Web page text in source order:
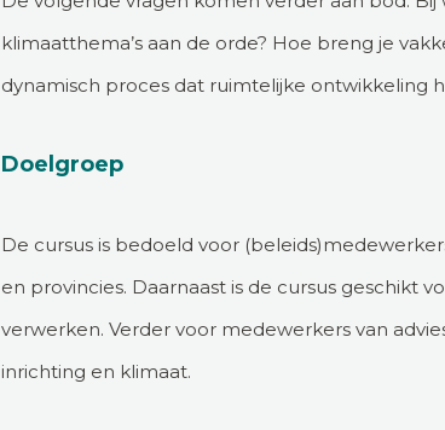
klimaatthema’s aan de orde? Hoe breng je
dynamisch proces dat ruimtelijke ontwikkeling
Doelgroep
De cursus is bedoeld voor
en provincies. Daarnaast is de cursus geschikt
verwerken. Verder voor medewerkers van
inrichting en klimaat.